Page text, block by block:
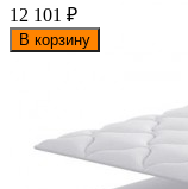
12 101 ₽
В корзину